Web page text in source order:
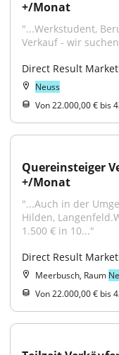
+/Monat
"...Werkstudent,
Verkauf - wir
Direct Result
Neuss
Von 22.000,00 € bis
Quereinsteiger
+/Monat
"...Auch in der
Hilden,
1.500 € in 10..."
Direct Result
Meerbusch, Raum
Von 22.000,00 € bis